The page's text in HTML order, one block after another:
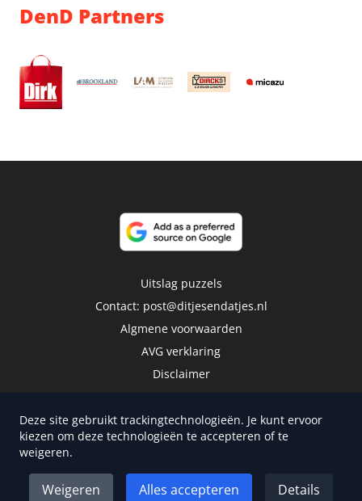
DenD Partners
Uitslag puzzels
Contact: post@ditjesendatjes.nl
Algmene voorwaarden
AVG verklaring
Disclaimer
Deze site gebruikt trackingtechnologieën. Je kunt ervoor
kiezen om deze technologieën te accepteren of te
weigeren.
Weigeren Alles accepteren Details